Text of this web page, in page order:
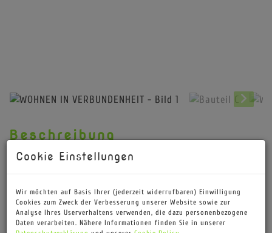
Beschreibung
Herzlich willkommen bei einem
niveauvollen Projekt im Herzen
von Bad Vöslau, welches
zwischen Hochstraße und
Cookie Einstellungen
Wir möchten auf Basis Ihrer (jederzeit widerrufbaren) Einwilligung
Cookies zum Zweck der Verbesserung unserer Website sowie zur
Analyse Ihres Userverhaltens verwenden, die dazu personenbezogene
Daten verarbeiten. Nähere Informationen finden Sie in unserer